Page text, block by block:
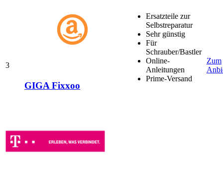
3
GIGA Fixxoo
Ersatzteile zur
Selbstreparatur
Sehr günstig
Für
Schrauber/Bastler
Online-
Anleitungen
Prime-Versand
Zum